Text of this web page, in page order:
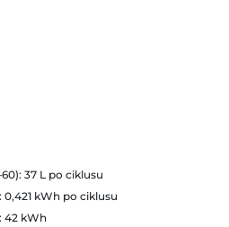
37 L po ciklusu
0,421 kWh po ciklusu
42 kWh